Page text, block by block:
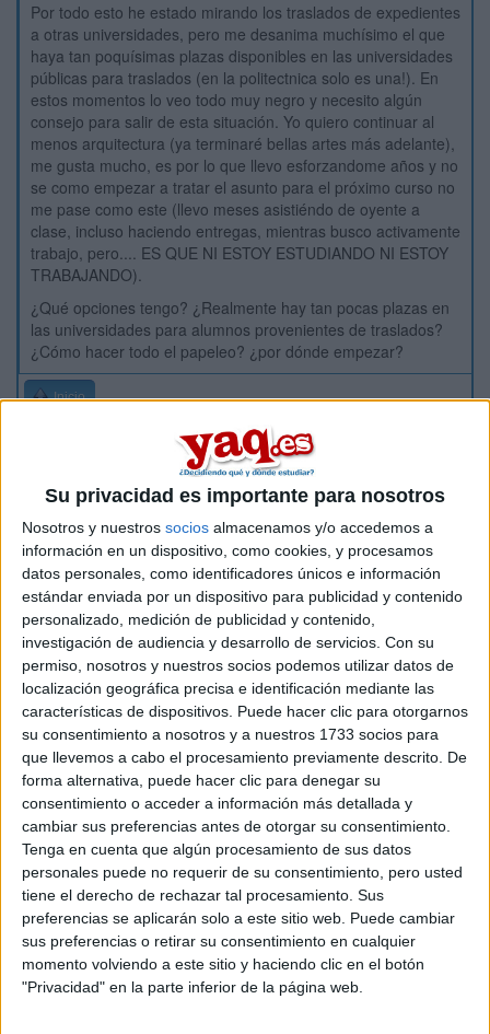
Su privacidad es importante para nosotros
Nosotros y nuestros socios almacenamos y/o accedemos a
información en un dispositivo, como cookies, y procesamos
datos personales, como identificadores únicos e información
estándar enviada por un dispositivo para publicidad y contenido
personalizado, medición de publicidad y contenido,
investigación de audiencia y desarrollo de servicios. Con su
permiso, nosotros y nuestros socios podemos utilizar datos de
localización geográfica precisa e identificación mediante las
características de dispositivos. Puede hacer clic para otorgarnos
su consentimiento a nosotros y a nuestros 1733 socios para
que llevemos a cabo el procesamiento previamente descrito. De
forma alternativa, puede hacer clic para denegar su
consentimiento o acceder a información más detallada y
cambiar sus preferencias antes de otorgar su consentimiento.
Tenga en cuenta que algún procesamiento de sus datos
personales puede no requerir de su consentimiento, pero usted
tiene el derecho de rechazar tal procesamiento. Sus
preferencias se aplicarán solo a este sitio web. Puede cambiar
sus preferencias o retirar su consentimiento en cualquier
momento volviendo a este sitio y haciendo clic en el botón
"Privacidad" en la parte inferior de la página web.
Por todo esto he estado mirando los traslados de expedientes
a otras universidades, pero me desanima muchísimo el que
haya tan poquísimas plazas disponibles en las universidades
públicas para traslados (en la politectnica solo es una!). En
estos momentos lo veo todo muy negro y necesito algún
consejo para salir de esta situación. Yo quiero continuar al
menos arquitectura (ya terminaré bellas artes más adelante),
me gusta mucho, es por lo que llevo esforzandome años y no
se como empezar a tratar el asunto para el próximo curso no
me pase como este (llevo meses asistiéndo de oyente a
clase, incluso haciendo entregas, mientras busco activamente
trabajo, pero.... ES QUE NI ESTOY ESTUDIANDO NI ESTOY
TRABAJANDO).
¿Qué opciones tengo? ¿Realmente hay tan pocas plazas en
las universidades para alumnos provenientes de traslados?
¿Cómo hacer todo el papeleo? ¿por dónde empezar?
Inicio
La universidad - un mundo
Comentarios